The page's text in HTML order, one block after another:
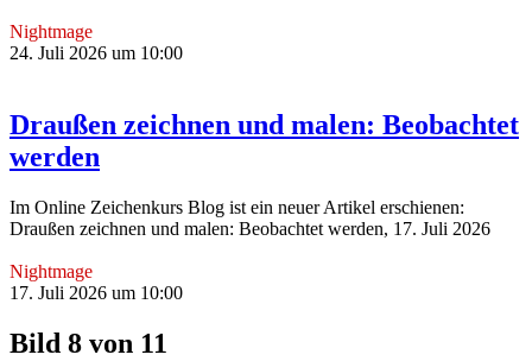
Nightmage
24. Juli 2026 um 10:00
Draußen zeichnen und malen: Beobachtet
werden
Im Online Zeichenkurs Blog ist ein neuer Artikel erschienen:
Draußen zeichnen und malen: Beobachtet werden, 17. Juli 2026
Nightmage
17. Juli 2026 um 10:00
Bild 8 von 11